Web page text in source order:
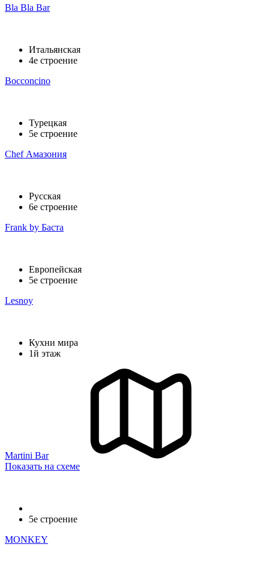
Bla Bla Bar
Итальянская
4е строение
Bocconcino
Турецкая
5е строение
Chef Амазония
Русская
6е строение
Frank by Баста
Европейская
5е строение
Lesnoy
Кухни мира
1й этаж
Martini Bar
Показать на схеме
5е строение
MONKEY